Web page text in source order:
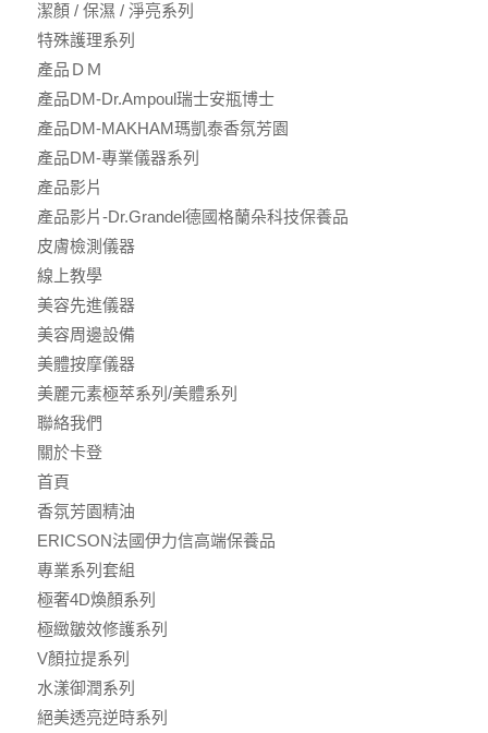
潔顏 / 保濕 / 淨亮系列
特殊護理系列
產品ＤＭ
產品DM-Dr.Ampoul瑞士安瓶博士
產品DM-MAKHAM瑪凱泰香氛芳園
產品DM-專業儀器系列
產品影片
產品影片-Dr.Grandel德國格蘭朵科技保養品
皮膚檢測儀器
線上教學
美容先進儀器
美容周邊設備
美體按摩儀器
美麗元素極萃系列/美體系列
聯絡我們
關於卡登
首頁
香氛芳園精油
ERICSON法國伊力信高端保養品
專業系列套組
極奢4D煥顏系列
極緻皺效修護系列
V顏拉提系列
水漾御潤系列
絕美透亮逆時系列